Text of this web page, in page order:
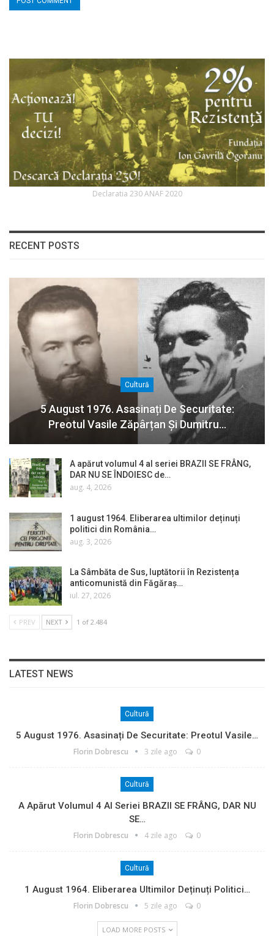
Declaratia 230 ANAF 2020
RECENT POSTS
Cultură
5 August 1976. Asasinați De Securitate:
Preotul Vasile Zăpârțan Și Dumitru…
A apărut volumul 4 al seriei BRAZII SE FRÂNG,
DAR NU SE ÎNDOIESC de…
aug. 4, 2026
1 august 1964. Eliberarea ultimilor deținuți
politici din România…
aug. 3, 2026
La Sâmbăta de Sus, luptătorii în Rezistența
anticomunistă din Făgăraș…
iul. 27, 2026
PREV NEXT 1 of 2.484
LATEST NEWS
Cultură
5 August 1976. Asasinați De Securitate: Preotul Vasile…
Florin Dobrescu 3 zile ago 0
Cultură
A Apărut Volumul 4 Al Seriei BRAZII SE FRÂNG, DAR NU
SE…
Florin Dobrescu 4 zile ago 0
Cultură
1 August 1964. Eliberarea Ultimilor Deținuți Politici…
Florin Dobrescu 5 zile ago 0
LOAD MORE POSTS